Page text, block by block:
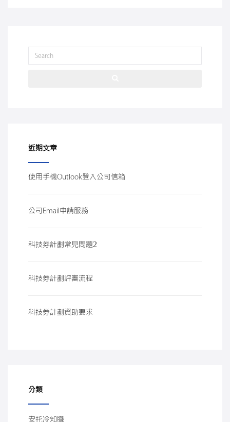
近期文章
使用手機Outlook登入公司信箱
公司Email申請服務
科技券計劃常見問題2
科技券計劃評審流程
科技券計劃資助要求
分類
安托冷知職